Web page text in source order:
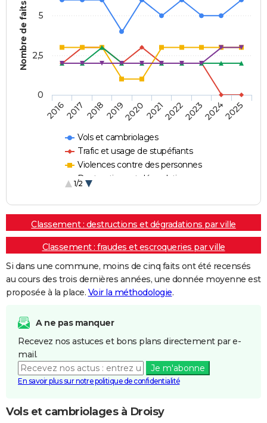
Nombre de faits
Vols et cambriolages
Trafic et usage de stupéfiants
Violences contre des personnes
Destructions et dégradations
1/2
20162017 20182019202020212022202320242025
0
2,5
5
Classement : destructions et dégradations par ville
Classement : fraudes et escroqueries par ville
Si dans une commune, moins de cinq faits ont été recensés
au cours des trois dernières années, une donnée moyenne est
proposée à la place. Voir la méthodologie.
A ne pas manquer
Recevez nos astuces et bons plans directement par e-
mail.
Je m'abonne
En savoir plus sur notre politique de confidentialité
Vols et cambriolages à Droisy